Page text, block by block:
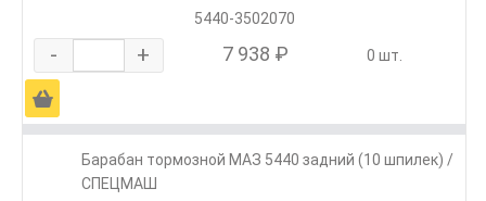
5440-3502070
- + 7 938 ₽ 0 шт.
Ä
Барабан тормозной МАЗ 5440 задний (10 шпилек) /
СПЕЦМАШ